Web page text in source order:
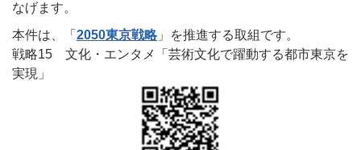
なげます。
本件は、「 2050東京戦略」を推進する取組です。
戦略15 文化・エンタメ「芸術文化で躍動する都市東京を
実現」